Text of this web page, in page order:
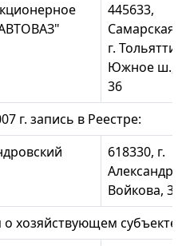
445633,
Самарская
г. Тольятти,
Южное ш.,
36
г. запись в Реестре:
618330, г.
Войкова, 3
хозяйствующем субъекте: